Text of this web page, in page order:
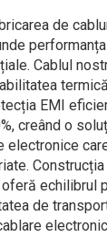
de
Cablul
EMI
creând o
electronice
echilibrul
de